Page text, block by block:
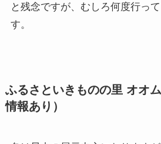
と残念ですが、むしろ何度行っ
す。
ふるさといきものの里 オオ
情報あり）